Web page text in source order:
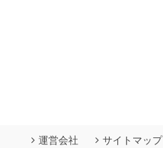
運営会社 サイトマップ